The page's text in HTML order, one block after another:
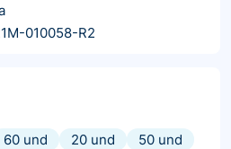
010058-R2
60 und 20 und
50 und